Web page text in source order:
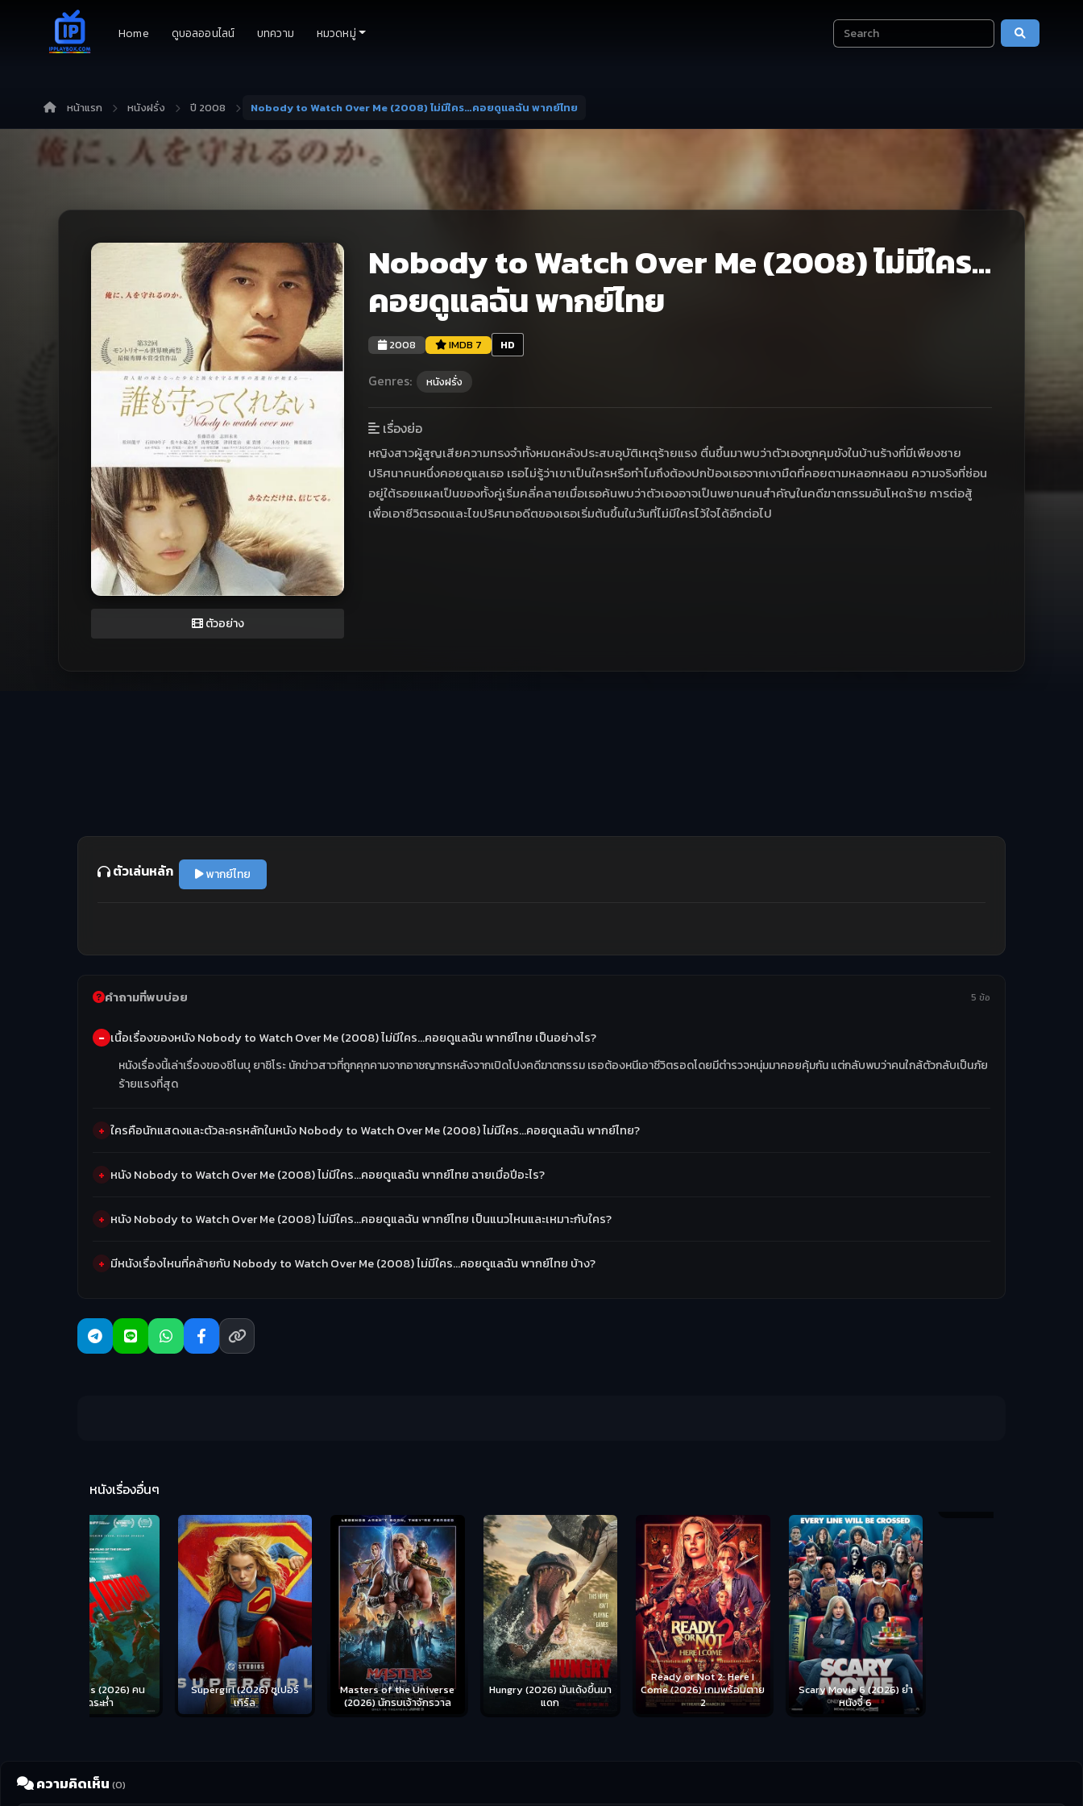
Home ดูบอลออนไลน์ บทความ หมวดหมู่
หน้าแรก หนังฝรั่ง ปี 2008 Nobody to Watch Over Me (2008) ไม่มีใคร…คอยดูแลฉัน พากย์ไทย
ตัวอย่าง
Nobody to Watch Over Me (2008) ไม่มีใคร…
คอยดูแลฉัน พากย์ไทย
2008 IMDB 7 HD
Genres: หนังฝรั่ง
เรื่องย่อ
หญิงสาวผู้สูญเสียความทรงจำทั้งหมดหลังประสบอุบัติเหตุร้ายแรง ตื่นขึ้นมาพบว่าตัวเองถูกคุมขังในบ้านร้างที่มีเพียงชาย
ปริศนาคนหนึ่งคอยดูแลเธอ เธอไม่รู้ว่าเขาเป็นใครหรือทำไมถึงต้องปกป้องเธอจากเงามืดที่คอยตามหลอกหลอน ความจริงที่ซ่อน
อยู่ใต้รอยแผลเป็นของทั้งคู่เริ่มคลี่คลายเมื่อเธอค้นพบว่าตัวเองอาจเป็นพยานคนสำคัญในคดีฆาตกรรมอันโหดร้าย การต่อสู้
เพื่อเอาชีวิตรอดและไขปริศนาอดีตของเธอเริ่มต้นขึ้นในวันที่ไม่มีใครไว้ใจได้อีกต่อไป
ตัวเล่นหลัก พากย์ไทย
คำถามที่พบบ่อย 5 ข้อ
เนื้อเรื่องของหนัง Nobody to Watch Over Me (2008) ไม่มีใคร…คอยดูแลฉัน พากย์ไทย เป็นอย่างไร?
หนังเรื่องนี้เล่าเรื่องของชิโนบุ ยาชิโระ นักข่าวสาวที่ถูกคุกคามจากอาชญากรหลังจากเปิดโปงคดีฆาตกรรม เธอต้องหนีเอาชีวิตรอดโดยมีตำรวจหนุ่มมาคอยคุ้มกัน แต่กลับพบว่าคนใกล้ตัวกลับเป็นภัย
ร้ายแรงที่สุด
ใครคือนักแสดงและตัวละครหลักในหนัง Nobody to Watch Over Me (2008) ไม่มีใคร…คอยดูแลฉัน พากย์ไทย?
หนัง Nobody to Watch Over Me (2008) ไม่มีใคร…คอยดูแลฉัน พากย์ไทย ฉายเมื่อปีอะไร?
หนัง Nobody to Watch Over Me (2008) ไม่มีใคร…คอยดูแลฉัน พากย์ไทย เป็นแนวไหนและเหมาะกับใคร?
มีหนังเรื่องไหนที่คล้ายกับ Nobody to Watch Over Me (2008) ไม่มีใคร…คอยดูแลฉัน พากย์ไทย บ้าง?
หนังเรื่องอื่นๆ
Supergirl (2026) ซูเปอร์
Masters of the Universe
(2026) นักรบเจ้าจักรวาล
Hungry (2026) มันเด้งขึ้นมา
Ready or Not 2: Here I
Come (2026) เกมพร้อมตาย
Scary Movie 6 (2026) ยำ
หนังจี้ 6
Disclosure Day (2026) วัน
เปิดโปง ไขปริศนาลวงโลก
ความคิดเห็น (0)